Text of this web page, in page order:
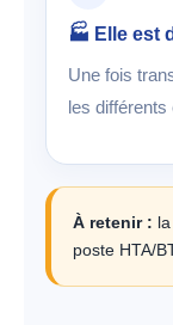
🏭 Elle est
Une fois
les différents
À retenir :
poste HTA/